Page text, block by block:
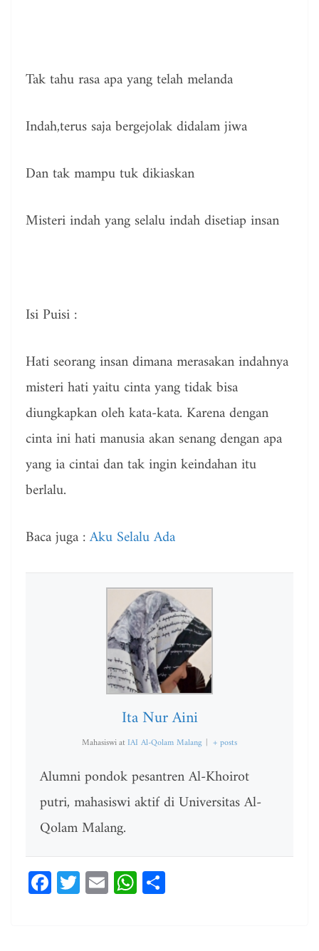
Tak tahu rasa apa yang telah melanda
Indah,terus saja bergejolak didalam jiwa
Dan tak mampu tuk dikiaskan
Misteri indah yang selalu indah disetiap insan
Isi Puisi :
Hati seorang insan dimana merasakan indahnya
misteri hati yaitu cinta yang tidak bisa
diungkapkan oleh kata-kata. Karena dengan
cinta ini hati manusia akan senang dengan apa
yang ia cintai dan tak ingin keindahan itu
berlalu.
Baca juga :Aku Selalu Ada
Ita Nur Aini
MahasiswiatIAI Al-Qolam Malang | + posts
Alumni pondok pesantren Al-Khoirot
putri, mahasiswi aktif di Universitas Al-
Qolam Malang.
Fa
ce
T
wi
E
m
W
ha